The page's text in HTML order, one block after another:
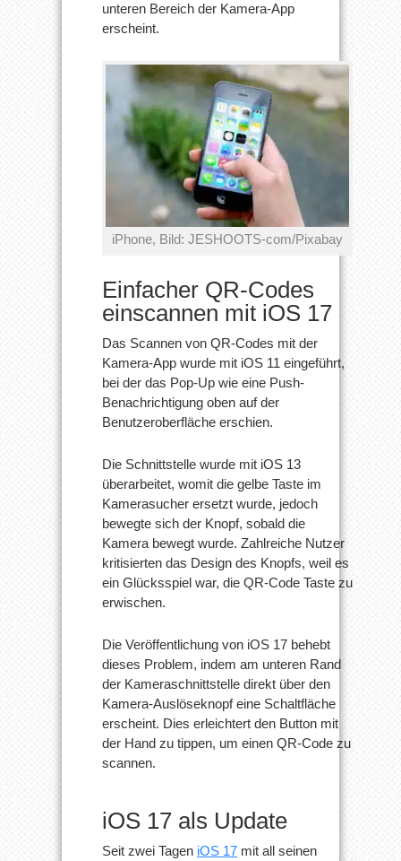
unteren Bereich der Kamera-App
erscheint.
iPhone, Bild: JESHOOTS-com/Pixabay
Einfacher QR-Codes
einscannen mit iOS 17
Das Scannen von QR-Codes mit der
Kamera-App wurde mit iOS 11 eingeführt,
bei der das Pop-Up wie eine Push-
Benachrichtigung oben auf der
Benutzeroberfläche erschien.
Die Schnittstelle wurde mit iOS 13
überarbeitet, womit die gelbe Taste im
Kamerasucher ersetzt wurde, jedoch
bewegte sich der Knopf, sobald die
Kamera bewegt wurde. Zahlreiche Nutzer
kritisierten das Design des Knopfs, weil es
ein Glücksspiel war, die QR-Code Taste zu
erwischen.
Die Veröffentlichung von iOS 17 behebt
dieses Problem, indem am unteren Rand
der Kameraschnittstelle direkt über den
Kamera-Auslöseknopf eine Schaltfläche
erscheint. Dies erleichtert den Button mit
der Hand zu tippen, um einen QR-Code zu
scannen.
iOS 17 als Update
Seit zwei Tagen iOS 17 mit all seinen